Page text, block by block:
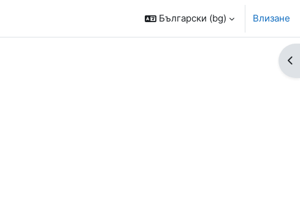
Български ‎(bg)‎ Влизане